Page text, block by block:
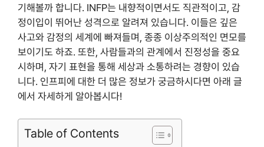
기해볼까 합니다. INFP는 내향적이면서도 직관적이고, 감
정이입이 뛰어난 성격으로 알려져 있습니다. 이들은 깊은
사고와 감정의 세계에 빠져들며, 종종 이상주의적인 면모를
보이기도 하죠. 또한, 사람들과의 관계에서 진정성을 중요
시하며, 자기 표현을 통해 세상과 소통하려는 경향이 있습
니다. 인프피에 대한 더 많은 정보가 궁금하시다면 아래 글
에서 자세하게 알아봅시다!
Table of Contents